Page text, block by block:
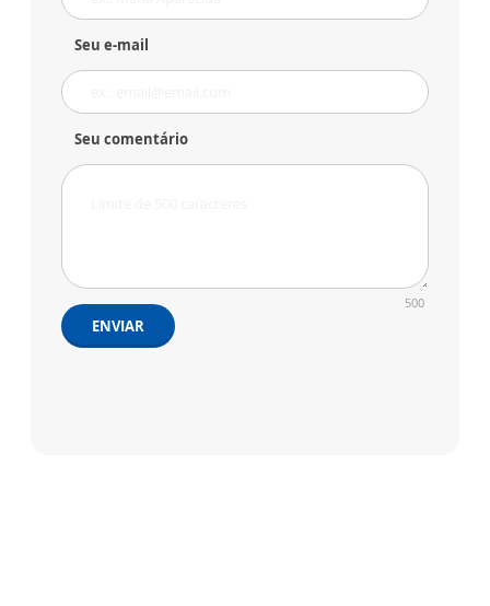
Seu e-mail
Seu comentário
500
ENVIAR